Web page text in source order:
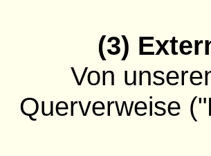
(3)
Von
Querverweise